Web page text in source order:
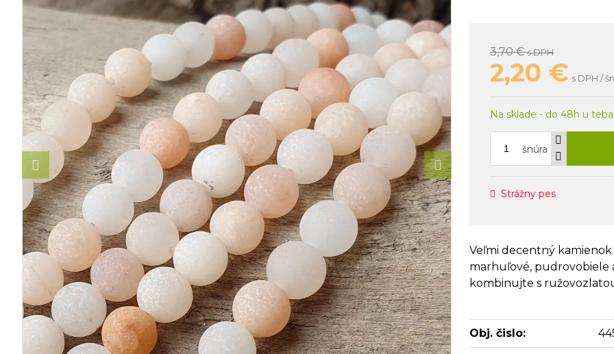
3,70 €s DPH
2,20 € s DPH /
Na sklade - do 48h u teba
šnúra
Strážny pes
Veľmi decentný
marhuľové, pudrovobiele
kombinujte s
Obj. čislo: